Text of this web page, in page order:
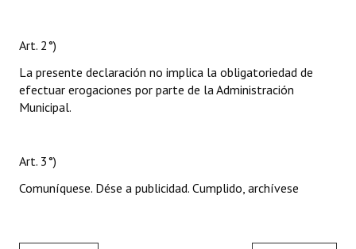
Art. 2°)
La presente declaración no implica la obligatoriedad de
efectuar erogaciones por parte de la Administración
Municipal.
Art. 3°)
Comuníquese. Dése a publicidad. Cumplido, archívese